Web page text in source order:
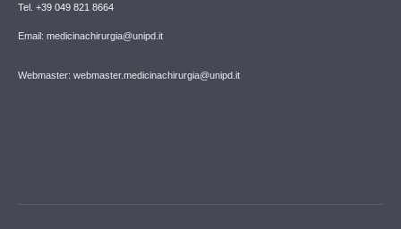
Tel. +39 049 821 8664
Email: medicinachirurgia@unipd.it
Webmaster: webmaster.medicinachirurgia@unipd.it